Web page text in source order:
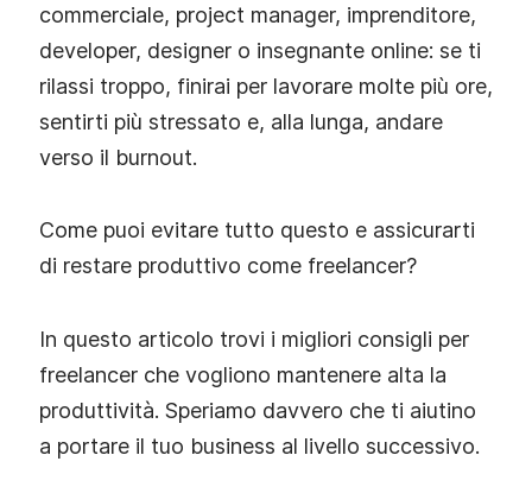
commerciale, project manager, imprenditore,
developer, designer o insegnante online: se ti
rilassi troppo, finirai per lavorare molte più ore,
sentirti più stressato e, alla lunga, andare
verso il burnout.
Come puoi evitare tutto questo e assicurarti
di restare produttivo come freelancer?
In questo articolo trovi i migliori consigli per
freelancer che vogliono mantenere alta la
produttività. Speriamo davvero che ti aiutino
a portare il tuo business al livello successivo.